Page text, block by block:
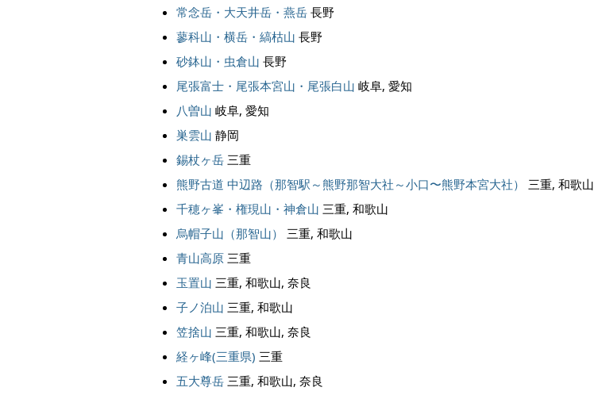
常念岳・大天井岳・燕岳 長野
蓼科山・横岳・縞枯山 長野
砂鉢山・虫倉山 長野
尾張富士・尾張本宮山・尾張白山 岐阜, 愛知
八曽山 岐阜, 愛知
巣雲山 静岡
錫杖ヶ岳 三重
熊野古道 中辺路（那智駅～熊野那智大社～小口〜熊野本宮大社）
三重, 和歌山
千穂ヶ峯・権現山・神倉山 三重, 和歌山
烏帽子山（那智山）
三重, 和歌山
青山高原 三重
玉置山 三重, 和歌山, 奈良
子ノ泊山 三重, 和歌山
笠捨山 三重, 和歌山, 奈良
経ヶ峰(三重県) 三重
五大尊岳 三重, 和歌山, 奈良